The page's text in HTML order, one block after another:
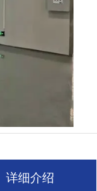
详细介绍